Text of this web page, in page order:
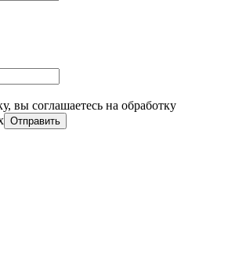
соглашаетесь на обработку
Отправить